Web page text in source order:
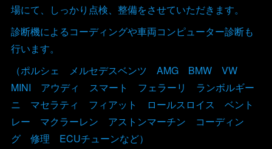
場にて、しっかり点検、整備をさせていただきます。
診断機によるコーディングや車両コンピューター診断も
行います。
（ポルシェ メルセデスベンツ AMG BMW VW
MINI アウディ スマート フェラーリ ランボルギー
ニ マセラティ フィアット ロールスロイス ベント
レー マクラーレン アストンマーチン コーディン
グ 修理 ECUチューンなど）